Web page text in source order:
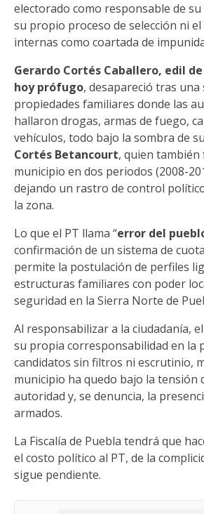
electorado como responsable de
su propio proceso de selección ni
internas como coartada de
Gerardo Cortés Caballero, edil
hoy prófugo, desapareció tras una
propiedades familiares donde las
hallaron drogas, armas de fuego,
vehículos, todo bajo la sombra de
Cortés Betancourt, quien también
municipio en dos periodos (2008-
dejando un rastro de control
la zona.
Lo que el PT llama “error del
confirmación de un sistema de
permite la postulación de perfiles
estructuras familiares con poder
seguridad en la Sierra Norte de
Al responsabilizar a la ciudadanía,
su propia corresponsabilidad en la
candidatos sin filtros ni escrutinio,
municipio ha quedo bajo la tensión
autoridad y, se denuncia, la
armados.
La Fiscalía de Puebla tendrá que
el costo político al PT, de la
sigue pendiente.